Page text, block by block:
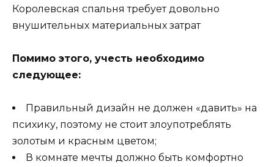
Королевская спальня требует довольно
внушительных материальных затрат
Помимо этого, учесть необходимо
следующее:
Правильный дизайн не должен «давить» на
психику, поэтому не стоит злоупотреблять
золотым и красным цветом;
В комнате мечты должно быть комфортно